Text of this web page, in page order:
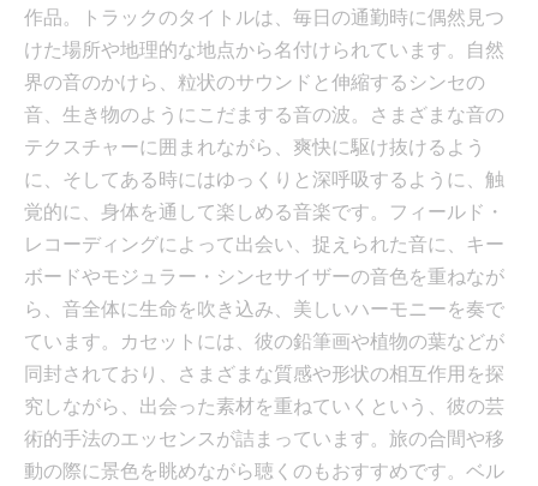
作品。トラックのタイトルは、毎日の通勤時に偶然見つ
けた場所や地理的な地点から名付けられています。自然
界の音のかけら、粒状のサウンドと伸縮するシンセの
音、生き物のようにこだまする音の波。さまざまな音の
テクスチャーに囲まれながら、爽快に駆け抜けるよう
に、そしてある時にはゆっくりと深呼吸するように、触
覚的に、身体を通して楽しめる音楽です。フィールド・
レコーディングによって出会い、捉えられた音に、キー
ボードやモジュラー・シンセサイザーの音色を重ねなが
ら、音全体に生命を吹き込み、美しいハーモニーを奏で
ています。カセットには、彼の鉛筆画や植物の葉などが
同封されており、さまざまな質感や形状の相互作用を探
究しながら、出会った素材を重ねていくという、彼の芸
術的手法のエッセンスが詰まっています。旅の合間や移
動の際に景色を眺めながら聴くのもおすすめです。ベル